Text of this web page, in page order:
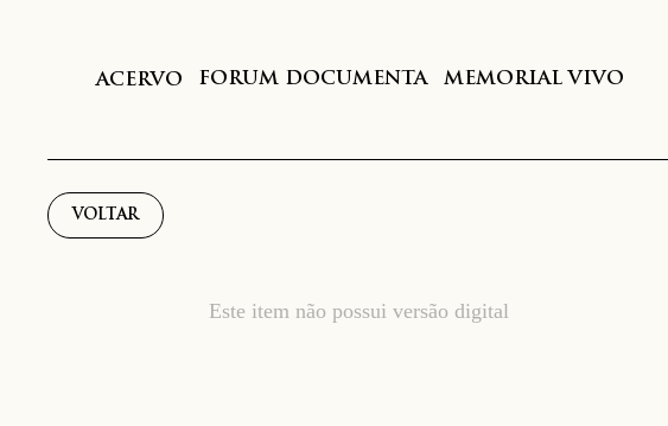
ACERVO FORUM DOCUMENTA MEMORIAL VIVO
VOLTAR
Este item não possui versão digital